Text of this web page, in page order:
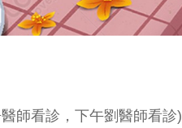
師看診，下午劉醫師看診)